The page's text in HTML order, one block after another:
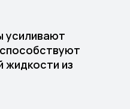
усиливают
жидкости из